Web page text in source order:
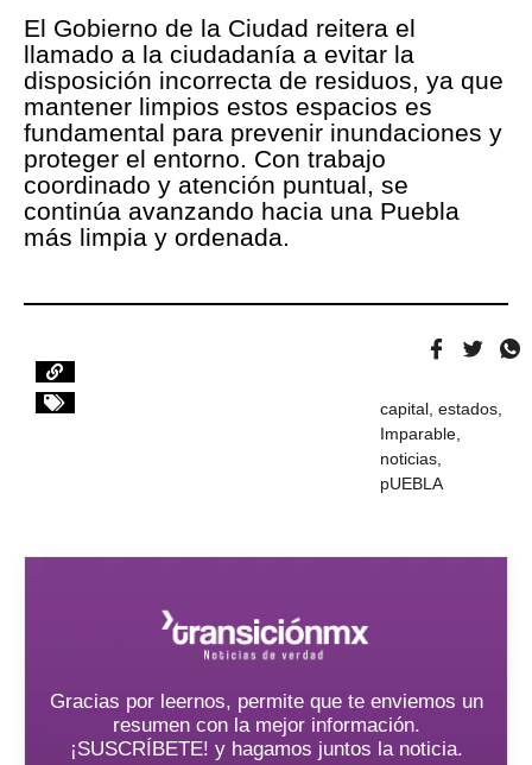
El Gobierno de la Ciudad reitera el
llamado a la ciudadanía a evitar la
disposición incorrecta de residuos, ya que
mantener limpios estos espacios es
fundamental para prevenir inundaciones y
proteger el entorno. Con trabajo
coordinado y atención puntual, se
continúa avanzando hacia una Puebla
más limpia y ordenada.
capital estados
Imparable
noticias
pUEBLA
Gracias por leernos, permite que te enviemos un
resumen con la mejor información.
¡SUSCRÍBETE! y hagamos juntos la noticia.